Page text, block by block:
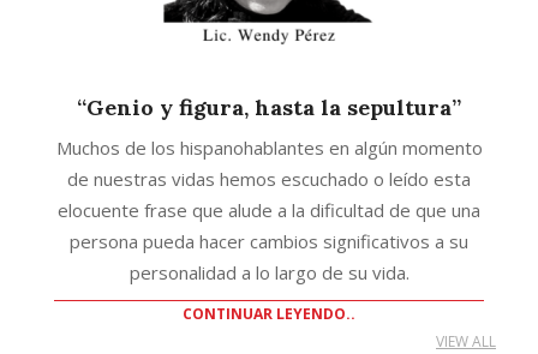
“Genio y figura, hasta la sepultura”
Muchos de los hispanohablantes en algún momento
de nuestras vidas hemos escuchado o leído esta
elocuente frase que alude a la dificultad de que una
persona pueda hacer cambios significativos a su
personalidad a lo largo de su vida.
CONTINUAR LEYENDO..
VIEW ALL